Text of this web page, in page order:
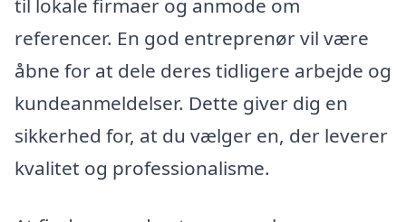
til lokale firmaer og anmode om
referencer. En god entreprenør vil være
åbne for at dele deres tidligere arbejde og
kundeanmeldelser. Dette giver dig en
sikkerhed for, at du vælger en, der leverer
kvalitet og professionalisme.